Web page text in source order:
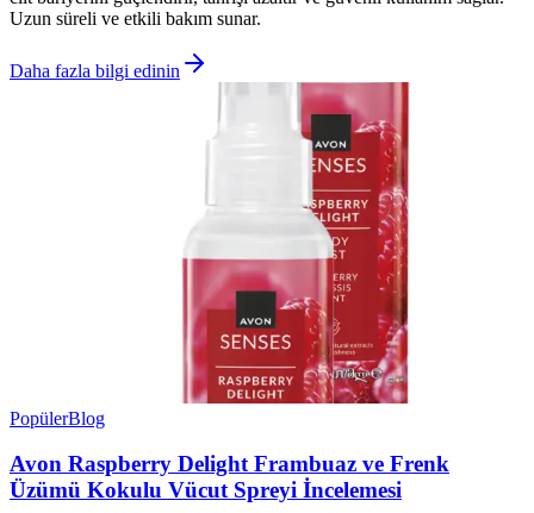
Uzun süreli ve etkili bakım sunar.
Daha fazla bilgi edinin
PopülerBlog
Avon Raspberry Delight Frambuaz ve Frenk
Üzümü Kokulu Vücut Spreyi İncelemesi